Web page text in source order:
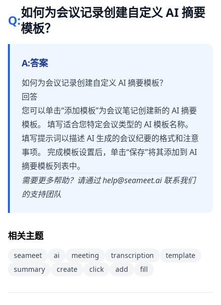
Q:如何为会议记录创建自定义 AI 摘要
模板？
A:答案
如何为会议记录创建自定义 AI 摘要模板？
回答
您可以单击“添加模板”为会议笔记创建新的 AI 摘要
模板。 填写适合您特定会议类型的 AI 模板名称。
填写提示词以描述 AI 生成的会议纪要的格式和注意
事项。 完成模板设置后，单击“保存”将其添加到 AI
摘要模板列表中。
需要更多帮助？请通过help@seameet.ai联系我们
的支持团队
相关主题
seameet ai meeting transcription
template
summary
create click add fill